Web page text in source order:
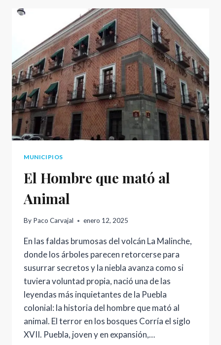
OVANDO
EN
PUEBLA:
AMOR,
TRAGEDIA
Y
MISTERIO
MUNICIPIOS
El Hombre que mató al
Animal
By Paco Carvajal enero 12, 2025
En las faldas brumosas del volcán La Malinche,
donde los árboles parecen retorcerse para
susurrar secretos y la niebla avanza como si
tuviera voluntad propia, nació una de las
leyendas más inquietantes de la Puebla
colonial: la historia del hombre que mató al
animal. El terror en los bosques Corría el siglo
XVII. Puebla, joven y en expansión,…